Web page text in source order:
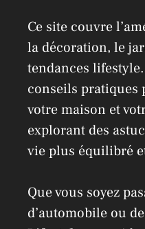
Ce site couvre
la décoration, le
tendances
conseils pratiques
votre maison et
explorant des
vie plus équilibré
Que vous soyez
d’automobile ou